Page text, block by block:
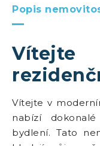
Popis
Vítejte
Vítejte v
nabízí
bydlení. Tato